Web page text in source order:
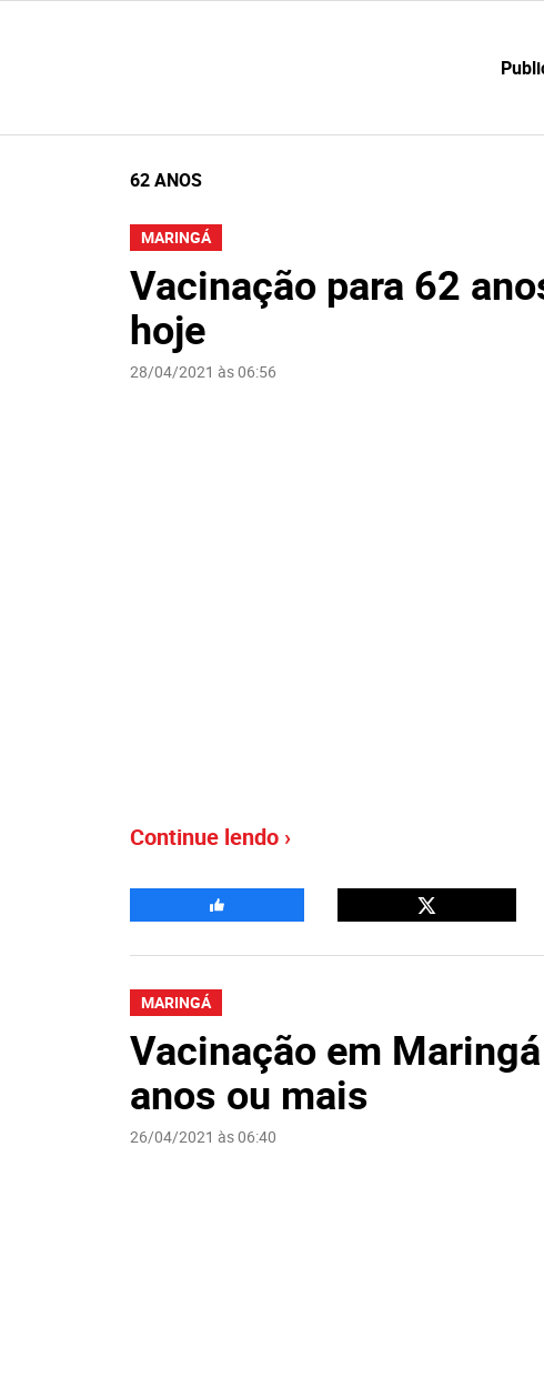
62 ANOS
MARINGÁ
Vacinação para 62
hoje
28/04/2021 às 06:56
Continue lendo ›
MARINGÁ
Vacinação em
anos ou mais
26/04/2021 às 06:40